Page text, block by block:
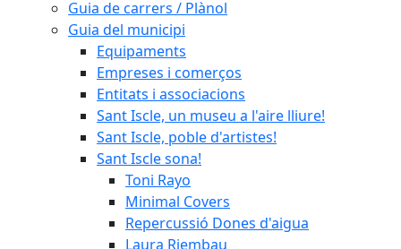
Guia de carrers / Plànol
Guia del municipi
Equipaments
Empreses i comerços
Entitats i associacions
Sant Iscle, un museu a l'aire lliure!
Sant Iscle, poble d'artistes!
Sant Iscle sona!
Toni Rayo
Minimal Covers
Repercussió Dones d'aigua
Laura Riembau